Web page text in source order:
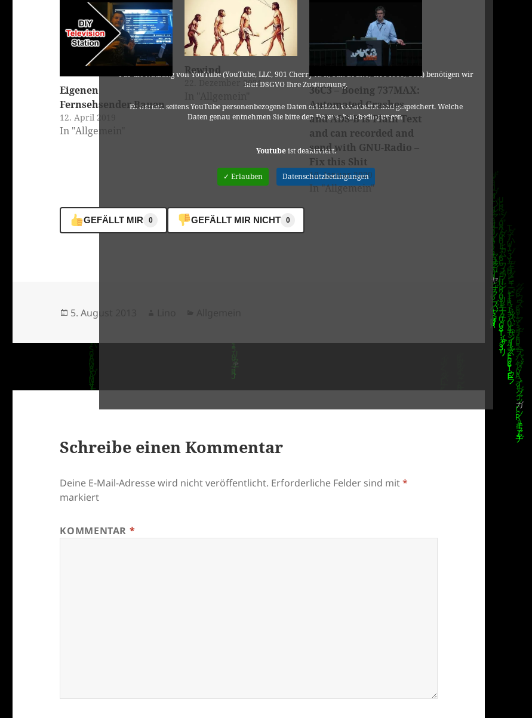
Für die Nutzung von YouTube (YouTube, LLC, 901 Cherry Ave., San Bruno, CA 94066, USA) benötigen wir
laut DSGVO Ihre Zustimmung.
Es werden seitens YouTube personenbezogene Daten erhoben, verarbeitet und gespeichert. Welche
Daten genau entnehmen Sie bitte den Datenschutzbedingungen.
Youtubeist deaktiviert.
✓ Erlauben Datenschutzbedingungen
Eigenen
Fernsehsender Bauen
12. April 2019
In "Allgemein"
Rewind
22. Dezember 2021
36C3 – Boeing 737MAX:
Automated Crashes
and ADS-B is Plain Text
and can recorded and
send with GNU-Radio –
Fix this Shit
10. Januar 2020
In "Allgemein"
GEFÄLLT MIR 0 GEFÄLLT MIR NICHT 0
Veröffentlicht
5. August 2013
Schreibe einen Kommentar
Deine E-Mail-Adresse wird nicht veröffentlicht. Erforderliche Felder sind mit*
markiert
KOMMENTAR *